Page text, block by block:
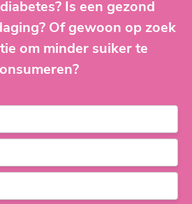
Is een gezond
Of gewoon op zoek
om minder suiker te